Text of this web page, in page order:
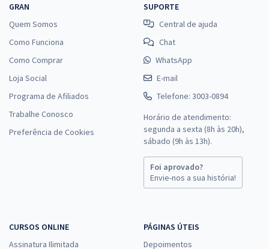
GRAN
Quem Somos
Como Funciona
Como Comprar
Loja Social
Programa de Afiliados
Trabalhe Conosco
Preferência de Cookies
SUPORTE
Central de ajuda
Chat
WhatsApp
E-mail
Telefone: 3003-0894
Horário de atendimento:
segunda a sexta (8h às 20h),
sábado (9h às 13h).
Foi aprovado?
Envie-nos a sua história!
CURSOS ONLINE
Assinatura Ilimitada
PÁGINAS ÚTEIS
Depoimentos